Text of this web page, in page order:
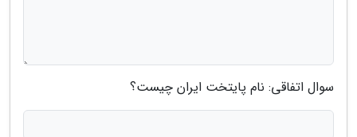
سوال اتفاقی: نام پایتخت ایران چیست؟